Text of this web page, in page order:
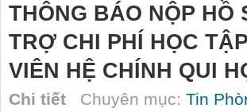
THÔNG BÁO NỘP HỒ
TRỢ CHI PHÍ HỌC
VIÊN HỆ CHÍNH QUI
Chi tiết Chuyên mục: Tin